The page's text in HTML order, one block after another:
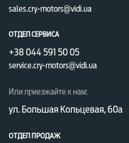
sales.cry-motors@vidi.ua
ОТДЕЛ СЕРВИСА
+38 044 591 50 05
service.cry-motors@vidi.ua
Или приезжайте к нам:
ул. Большая Кольцевая, 60а
ОТДЕЛ ПРОДАЖ